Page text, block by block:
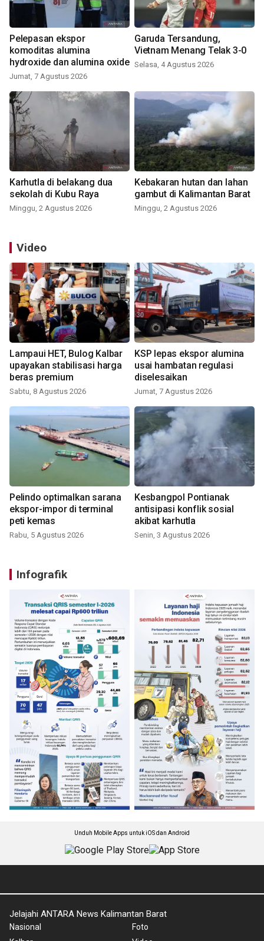
Pelepasan ekspor
komoditas alumina
hydroxide dan alumina oxide
Jumat, 7 Agustus 2026
Garuda Tersandung,
Vietnam Menang Telak 3-0
Selasa, 4 Agustus 2026
Karhutla di belakang dua
sekolah di Kubu Raya
Minggu, 2 Agustus 2026
Kebakaran hutan dan lahan
gambut di Kalimantan Barat
Minggu, 2 Agustus 2026
Video
Lampaui HET, Bulog Kalbar
upayakan stabilisasi harga
beras premium
Sabtu, 8 Agustus 2026
KSP lepas ekspor alumina
usai hambatan regulasi
diselesaikan
Jumat, 7 Agustus 2026
Pelindo optimalkan sarana
ekspor-impor di terminal
peti kemas
Rabu, 5 Agustus 2026
Kesbangpol Pontianak
antisipasi konflik sosial
akibat karhutla
Senin, 3 Agustus 2026
Infografik
Unduh Mobile Apps untuk iOS dan Android
Jelajahi ANTARA News Kalimantan Barat
Nasional
Foto